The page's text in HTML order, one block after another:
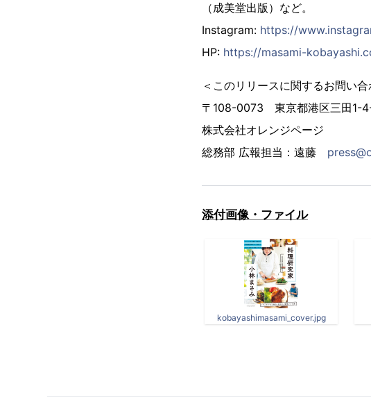
（成美堂出版）など。
Instagram: https://
HP: https://masami-
＜このリリースに関するお問い合
〒108-0073 東京都港区三田1-
株式会社オレンジページ
総務部 広報担当：遠藤
添付画像・ファイル
kobayashimasami_cover.jpg